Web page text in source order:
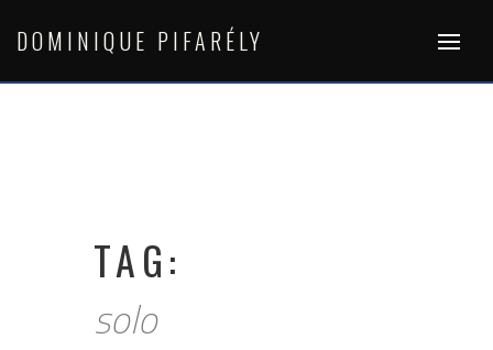
content
DOMINIQUE PIFARÉLY
TAG:
solo